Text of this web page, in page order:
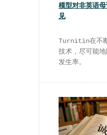
模型对非英语
见
Turnitin在不
技术，尽可能
发生率。